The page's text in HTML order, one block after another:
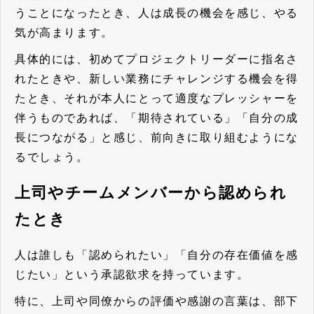
うことになったとき、人は成長の機会を感じ、やる
気が高まります。
具体的には、初めてプロジェクトリーダーに指名さ
れたときや、新しい業務にチャレンジする機会を得
たとき、それが本人にとって適度なプレッシャーを
伴うものであれば、「期待されている」「自分の成
長につながる」と感じ、前向きに取り組むようにな
るでしょう。
上司やチームメンバーから認められ
たとき
人は誰しも「認められたい」「自分の存在価値を感
じたい」という承認欲求を持っています。
特に、上司や同僚からの評価や感謝の言葉は、部下